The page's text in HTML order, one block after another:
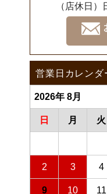
（店休日
営業日カレンダ
2026年 8月
日 月 火
2 3 4
9 10 11